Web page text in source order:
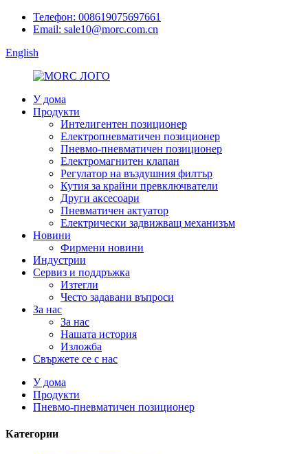
Телефон: 008619075697661
Email: sale10@morc.com.cn
English
У дома
Продукти
Интелигентен позиционер
Електропневматичен позиционер
Пневмо-пневматичен позиционер
Електромагнитен клапан
Регулатор на въздушния филтър
Кутия за крайни превключватели
Други аксесоари
Пневматичен актуатор
Електрически задвижващ механизъм
Новини
Фирмени новини
Индустрии
Сервиз и поддръжка
Изтегли
Често задавани въпроси
За нас
За нас
Нашата история
Изложба
Свържете се с нас
У дома
Продукти
Пневмо-пневматичен позиционер
Категории